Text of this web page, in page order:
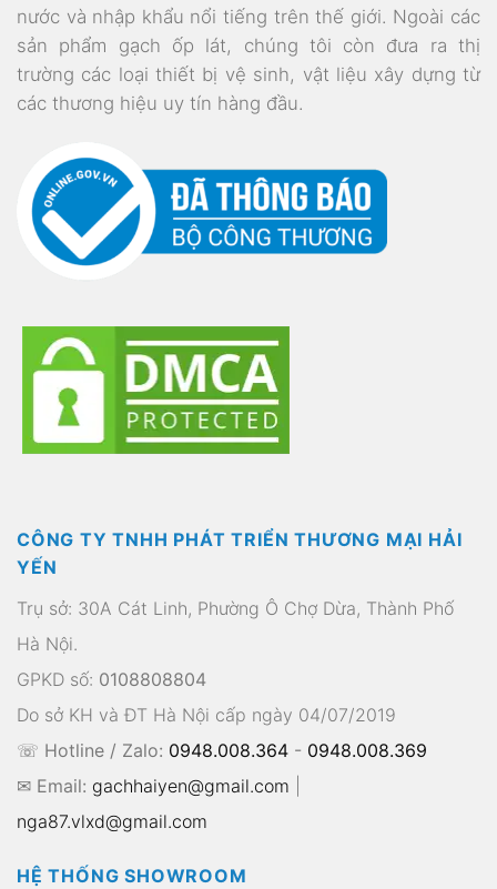
nước và nhập khẩu nổi tiếng trên thế giới. Ngoài các
sản phẩm gạch ốp lát, chúng tôi còn đưa ra thị
trường các loại thiết bị vệ sinh, vật liệu xây dựng từ
các thương hiệu uy tín hàng đầu.
CÔNG TY TNHH PHÁT TRIỂN THƯƠNG MẠI HẢI
YẾN
Trụ sở: 30A Cát Linh, Phường Ô Chợ Dừa, Thành Phố
Hà Nội.
GPKD số: 0108808804
Do sở KH và ĐT Hà Nội cấp ngày 04/07/2019
☏ Hotline / Zalo: 0948.008.364 - 0948.008.369
✉ Email: gachhaiyen@gmail.com
nga87.vlxd@gmail.com
HỆ THỐNG SHOWROOM